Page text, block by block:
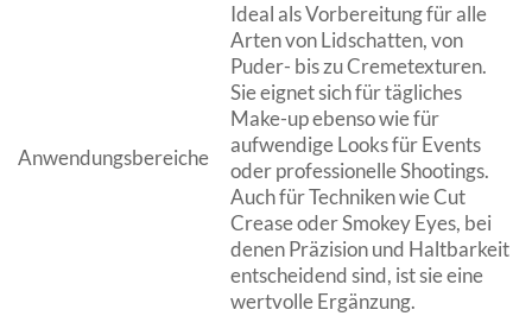
Anwendungsbereiche
Ideal als Vorbereitung für alle
Arten von Lidschatten, von
Puder- bis zu Cremetexturen.
Sie eignet sich für tägliches
Make-up ebenso wie für
aufwendige Looks für Events
oder professionelle Shootings.
Auch für Techniken wie Cut
Crease oder Smokey Eyes, bei
denen Präzision und Haltbarkeit
entscheidend sind, ist sie eine
wertvolle Ergänzung.